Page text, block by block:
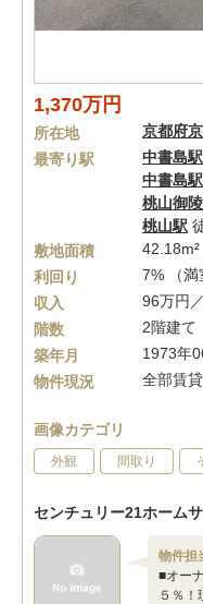
1,370万円
所在地 京都府
最寄り駅
中書島駅
中書島駅
桃山御
桃山駅
敷地面積
42.18m²
利回り
7% （満
収入
96万円
階数
2階建て
築年月
1973年
物件現況
全部賃
画像カテゴリ
外観 間取り
センチュリー21ホーム
物件担
■オー
５％